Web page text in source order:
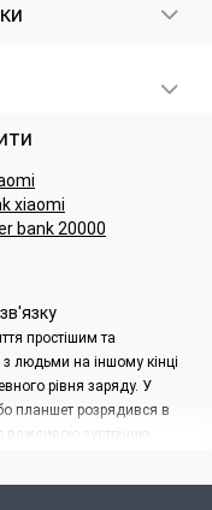
xiaomi
bank 20000
простішим та
людьми на іншому кінці
рівня заряду. У
планшет розрядився в
зустріччю,
неприємностей